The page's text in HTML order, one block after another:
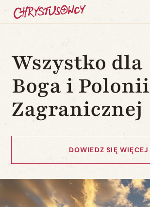
Wszystko dla
Boga i Polonii
Zagranicznej
DOWIEDZ SIĘ WIĘCEJ